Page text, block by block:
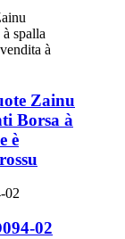
Zainu
Borsa à
è
02